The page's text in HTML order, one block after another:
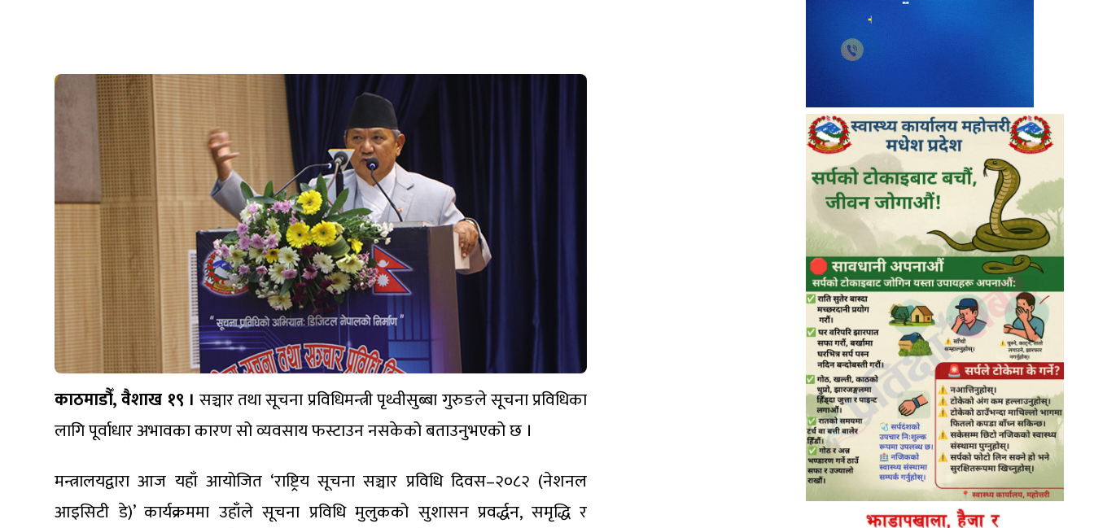
धनुषामा सर्वपक्षीय बैठक सुरु
काठमाडौँ, वैशाख १९ । सञ्चार तथा सूचना प्रविधिमन्त्री पृथ्वीसुब्बा गुरुङले सूचना प्रविधिका
लागि पूर्वाधार अभावका कारण सो व्यवसाय फस्टाउन नसकेको बताउनुभएको छ ।
मन्त्रालयद्वारा आज यहाँ आयोजित ‘राष्ट्रिय सूचना सञ्चार प्रविधि दिवस–२०८२ (नेशनल
आइसिटी डे)’ कार्यक्रममा उहाँले सूचना प्रविधि मुलुकको सुशासन प्रवर्द्धन, समृद्धि र